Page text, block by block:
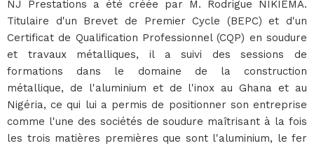
NJ Prestations a été créée par M. Rodrigue NIKIEMA.
Titulaire d'un Brevet de Premier Cycle (BEPC) et d'un
Certificat de Qualification Professionnel (CQP) en soudure
et travaux métalliques, il a suivi des sessions de
formations dans le domaine de la construction
métallique, de l'aluminium et de l'inox au Ghana et au
Nigéria, ce qui lui a permis de positionner son entreprise
comme l'une des sociétés de soudure maîtrisant à la fois
les trois matières premières que sont l'aluminium, le fer